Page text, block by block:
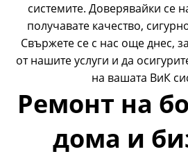
системите. Доверявайки се
получавате качество,
Свържете се с нас още днес,
от нашите услуги и да
на вашата ВиК
Ремонт на
дома и